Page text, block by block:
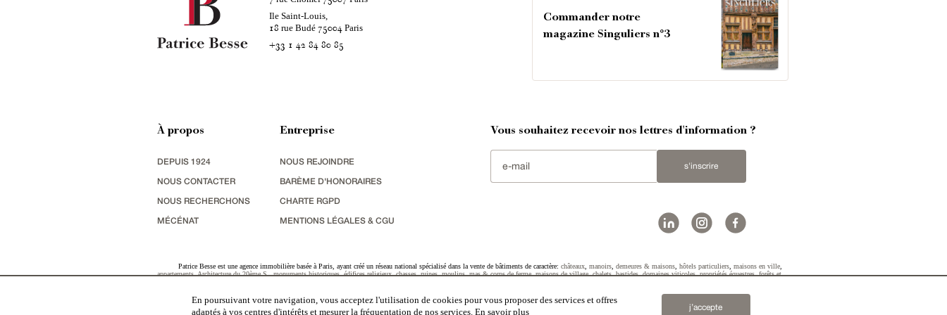
Ile Saint-Louis,
18 rue Budé 75004Paris
+33 1 42 84 80 85
Commander notre
magazine Singuliers n°3
À propos
DEPUIS 1924
NOUS CONTACTER
NOUS RECHERCHONS
MÉCÉNAT
Entreprise
NOUS REJOINDRE
BARÈME D'HONORAIRES
CHARTE RGPD
MENTIONS LÉGALES & CGU
Vous souhaitez recevoir nos lettres d'information ?
s'inscrire
Patrice Besse est une agence immobilière basée à Paris, ayant créé un réseau national spécialisé dans la vente de bâtiments de caractère: châteaux manoirs demeures & maisons hôtels particuliers maisons en ville
appartements,Architecture du 20ème S.,monuments historiques,édifices religieux,chasses,ruines,moulins,mas & corps de ferme,maisons de village,chalets,bastides,domaines viticoles,propriétés équestres,forêts et
En poursuivant votre navigation, vous acceptez l'utilisation de cookies pour vous proposer des services et offres
adaptés à vos centres d'intérêts et mesurer la fréquentation de nos services. En savoir plus j’accepte